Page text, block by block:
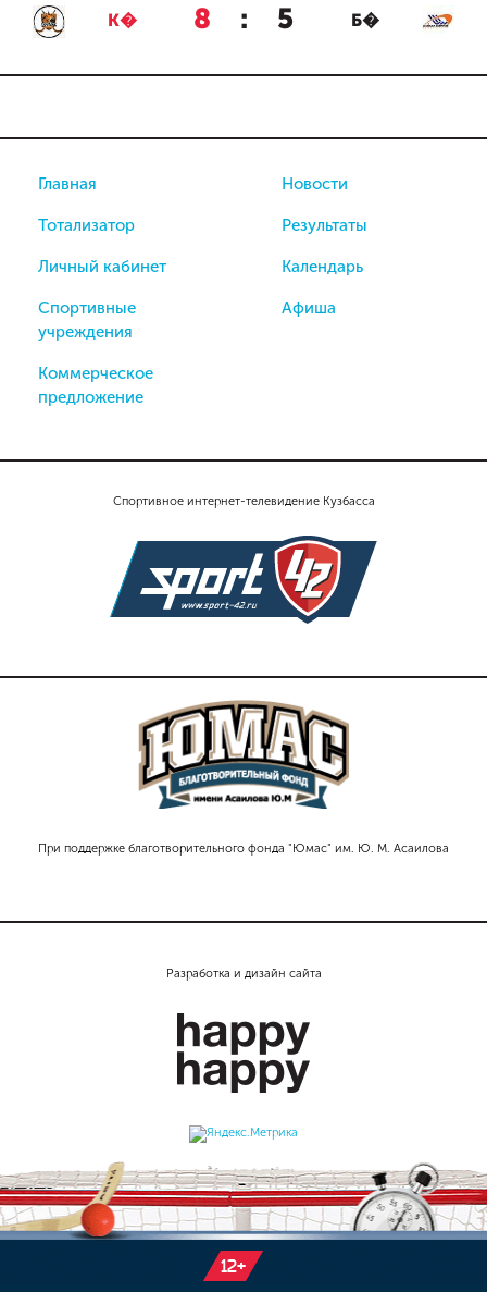
К� 8 : 5 Б�
Спортивное интернет-телевидение Кузбасса
При поддержке благотворительного фонда "Юмас" им. Ю. М. Асаилова
Главная
Тотализатор
Личный кабинет
Спортивные
учреждения
Коммерческое
предложение
Новости
Результаты
Календарь
Афиша
Разработка и дизайн сайта
12+